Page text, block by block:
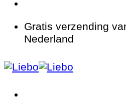
Gratis verzending
Nederland